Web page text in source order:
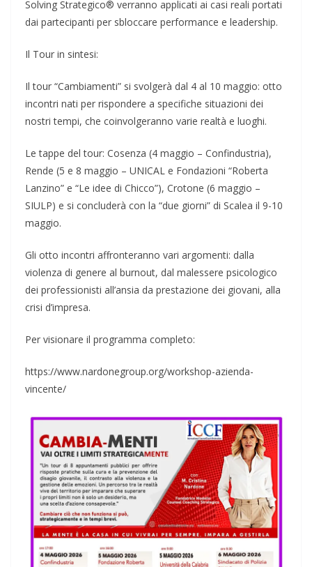
Solving Strategico® verranno applicati ai casi reali portati
dai partecipanti per sbloccare performance e leadership.
Il Tour in sintesi:
Il tour “Cambiamenti” si svolgerà dal 4 al 10 maggio: otto
incontri nati per rispondere a specifiche situazioni dei
nostri tempi, che coinvolgeranno varie realtà e luoghi.
Le tappe del tour: Cosenza (4 maggio – Confindustria),
Rende (5 e 8 maggio – UNICAL e Fondazioni “Roberta
Lanzino” e “Le idee di Chicco”), Crotone (6 maggio –
SIULP) e si concluderà con la “due giorni” di Scalea il 9-10
maggio.
Gli otto incontri affronteranno vari argomenti: dalla
violenza di genere al burnout, dal malessere psicologico
dei professionisti all’ansia da prestazione dei giovani, alla
crisi d’impresa.
Per visionare il programma completo:
https://www.nardonegroup.org/workshop-azienda-
vincente/